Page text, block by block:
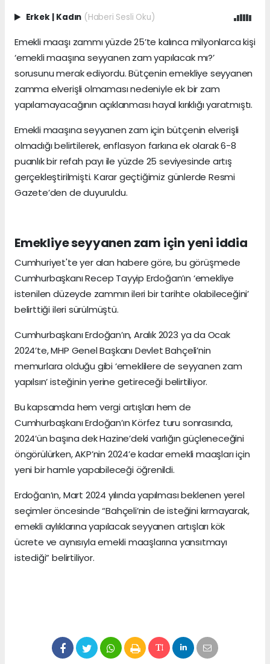
Erkek | Kadın (Haberi Sesli Oku)
Emekli maaşı zammı yüzde 25’te kalınca milyonlarca kişi
‘emekli maaşına seyyanen zam yapılacak mı?’
sorusunu merak ediyordu. Bütçenin emekliye seyyanen
zamma elverişli olmaması nedeniyle ek bir zam
yapılamayacağının açıklanması hayal kırıklığı yaratmıştı.
Emekli maaşına seyyanen zam için bütçenin elverişli
olmadığı belirtilerek, enflasyon farkına ek olarak 6-8
puanlık bir refah payı ile yüzde 25 seviyesinde artış
gerçekleştirilmişti. Karar geçtiğimiz günlerde Resmi
Gazete’den de duyuruldu.
Emekliye seyyanen zam için yeni iddia
Cumhuriyet'te yer alan habere göre, bu görüşmede
Cumhurbaşkanı Recep Tayyip Erdoğan’ın ‘emekliye
istenilen düzeyde zammın ileri bir tarihte olabileceğini’
belirttiği ileri sürülmüştü.
Cumhurbaşkanı Erdoğan’ın, Aralık 2023 ya da Ocak
2024’te, MHP Genel Başkanı Devlet Bahçeli’nin
memurlara olduğu gibi ‘emeklilere de seyyanen zam
yapılsın’ isteğinin yerine getireceği belirtiliyor.
Bu kapsamda hem vergi artışları hem de
Cumhurbaşkanı Erdoğan’ın Körfez turu sonrasında,
2024’ün başına dek Hazine’deki varlığın güçleneceğini
öngörülürken, AKP’nin 2024’e kadar emekli maaşları için
yeni bir hamle yapabileceği öğrenildi.
Erdoğan’ın, Mart 2024 yılında yapılması beklenen yerel
seçimler öncesinde “Bahçeli’nin de isteğini kırmayarak,
emekli aylıklarına yapılacak seyyanen artışları kök
ücrete ve aynısıyla emekli maaşlarına yansıtmayı
istediği” belirtiliyor.